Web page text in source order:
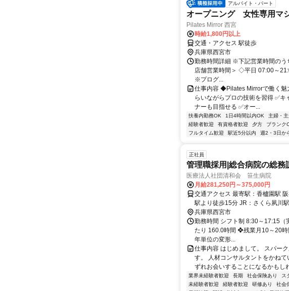
アルバイト・パート
オープニング 女性専用マ
Pilates Mirror 西宮
時給1,800円以上
交通・アクセス 駅徒歩
兵庫県西宮市
勤務時間詳細 ※下記営業時間のう
店舗営業時間＞ ◇平日 07:00～
※プログ...
仕事内容 ◆Pilates Mirrorで働く魅
らいながらプロの技術を習得 ✅
ナーも目指せる ✅オー...
扶養内勤務OK 1日4時間以内OK 主婦・
経験者歓迎
有資格者歓迎 夕方 ブランク
フルタイム歓迎
駅近5分以内 週2・3日か
正社員
管理職採用|総合病院の総務
医療法人社団清和会 笹生病院
月給281,250円～375,000円
交通アクセス 最寄駅：香櫨園駅 阪神電車：香櫨園駅より徒歩6分 阪急電車：夙川
駅より徒歩15分 JR：さくら夙川
兵庫県西宮市
勤務時間 シフト制 8:30～17:15（
たり 160.0時間 ❖残業月10～20
年単位の変形...
仕事内容 はじめまして。 スパー
す。 人材コンサルタントをかね
ずれお会いすることになるかもし
業界未経験者歓迎 長期 社会保険あり ス
未経験者歓迎
経験者歓迎 研修あり 社会